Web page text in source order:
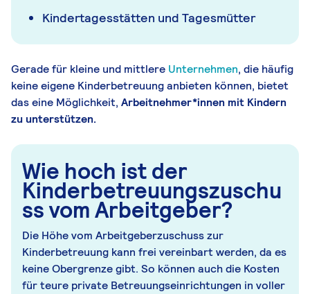
Kindertagesstätten und Tagesmütter
Gerade für kleine und mittlere Unternehmen, die häufig
keine eigene Kinderbetreuung anbieten können, bietet
das eine Möglichkeit, Arbeitnehmer*innen mit Kindern
zu unterstützen.
Wie hoch ist der
Kinderbetreuungszuschu
ss vom Arbeitgeber?
Die Höhe vom Arbeitgeberzuschuss zur
Kinderbetreuung kann frei vereinbart werden, da es
keine Obergrenze gibt. So können auch die Kosten
für teure private Betreuungseinrichtungen in voller